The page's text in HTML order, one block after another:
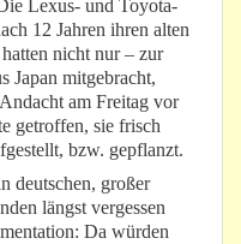
Lexus- und Toyota-
12 Jahren ihren alten
nicht nur – zur
Japan mitgebracht,
am Freitag vor
getroffen, sie frisch
bzw. gepflanzt.
deutschen, großer
längst vergessen
Da würden